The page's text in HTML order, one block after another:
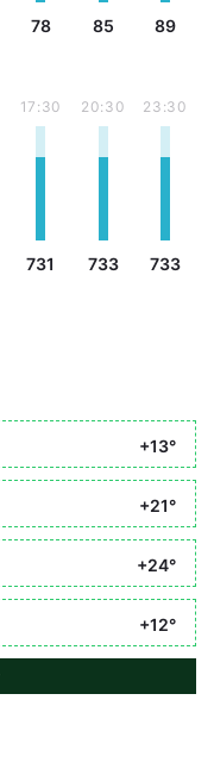
78 85 89
17:30
731
20:30
733
23:30
733
+13°
+21°
+24°
+12°